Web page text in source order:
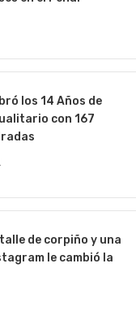
los 14 Años de
con 167
de corpiño y una
le cambió la